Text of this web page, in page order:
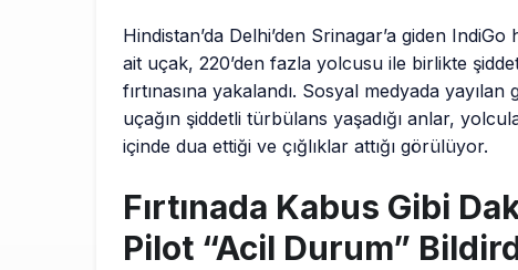
Hindistan’da Delhi’den Srinagar’a giden IndiGo
ait uçak, 220’den fazla yolcusu ile birlikte
fırtınasına yakalandı. Sosyal medyada
uçağın şiddetli türbülans yaşadığı anlar,
içinde dua ettiği ve çığlıklar attığı görülüyor.
Fırtınada Kabus Gibi
Pilot “Acil Durum”